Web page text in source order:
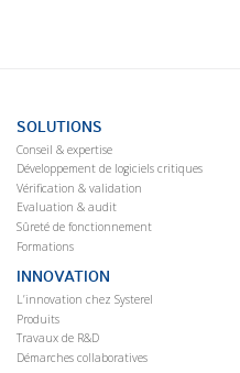
SOLUTIONS
Conseil & expertise
Développement de logiciels critiques
Vérification & validation
Evaluation & audit
Sûreté de fonctionnement
Formations
INNOVATION
L’innovation chez Systerel
Produits
Travaux de R&D
Démarches collaboratives